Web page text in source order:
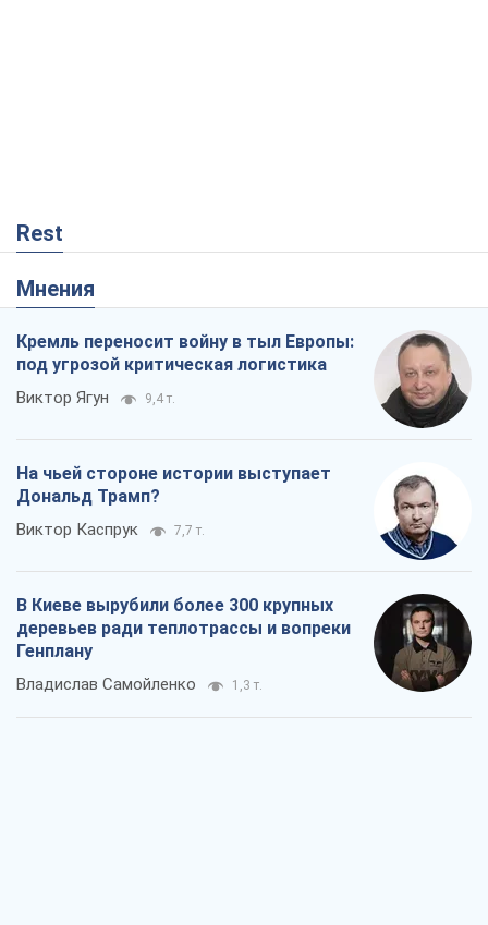
Rest
Мнения
Кремль переносит войну в тыл Европы:
под угрозой критическая логистика
Виктор Ягун 9,4 т.
На чьей стороне истории выступает
Дональд Трамп?
Виктор Каспрук 7,7 т.
В Киеве вырубили более 300 крупных
деревьев ради теплотрассы и вопреки
Генплану
Владислав Самойленко 1,3 т.